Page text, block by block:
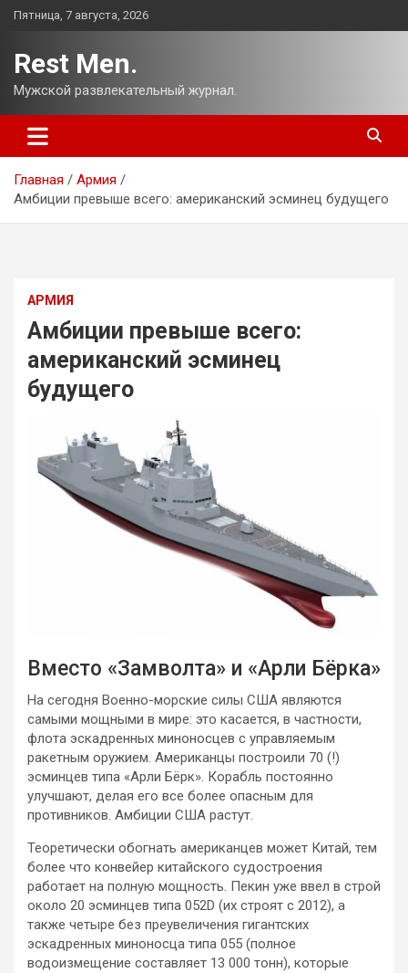
Перейти
Пятница, 7 августа, 2026
Rest Men.
Мужской развлекательный журнал.
Главная
Армия
Амбиции превыше всего: американский эсминец будущего
АРМИЯ
Амбиции превыше всего:
американский эсминец
будущего
Вместо «Замволта» и «Арли Бёрка»
На сегодня Военно-морские силы США являются
самыми мощными в мире: это касается, в частности,
флота эскадренных миноносцев с управляемым
ракетным оружием. Американцы построили 70 (!)
эсминцев типа «Арли Бёрк». Корабль постоянно
улучшают, делая его все более опасным для
противников. Амбиции США растут.
Теоретически обогнать американцев может Китай, тем
более что конвейер китайского судостроения
работает на полную мощность. Пекин уже ввел в строй
около 20 эсминцев типа 052D (их строят с 2012), а
также четыре без преувеличения гигантских
эскадренных миноносца типа 055 (полное
водоизмещение составляет 13 000 тонн), которые